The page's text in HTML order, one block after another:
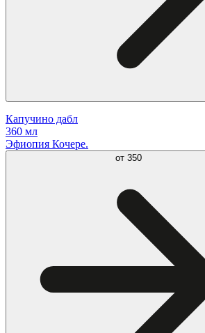
Капучино дабл
360 мл
Эфиопия Кочере.
от 350